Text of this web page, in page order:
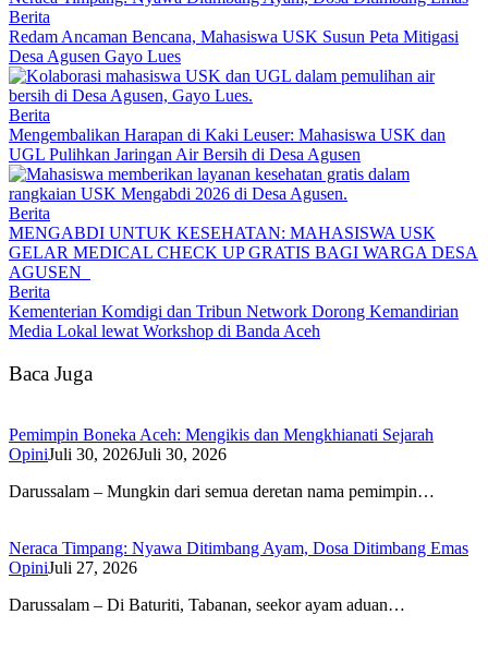
Berita
Redam Ancaman Bencana, Mahasiswa USK Susun Peta Mitigasi
Desa Agusen Gayo Lues
Berita
Mengembalikan Harapan di Kaki Leuser: Mahasiswa USK dan
UGL Pulihkan Jaringan Air Bersih di Desa Agusen
Berita
MENGABDI UNTUK KESEHATAN: MAHASISWA USK
GELAR MEDICAL CHECK UP GRATIS BAGI WARGA DESA
AGUSEN
Berita
Kementerian Komdigi dan Tribun Network Dorong Kemandirian
Media Lokal lewat Workshop di Banda Aceh
Baca Juga
Pemimpin Boneka Aceh: Mengikis dan Mengkhianati Sejarah
OpiniJuli 30, 2026Juli 30, 2026
Darussalam – Mungkin dari semua deretan nama pemimpin…
Neraca Timpang: Nyawa Ditimbang Ayam, Dosa Ditimbang Emas
OpiniJuli 27, 2026
Darussalam – Di Baturiti, Tabanan, seekor ayam aduan…